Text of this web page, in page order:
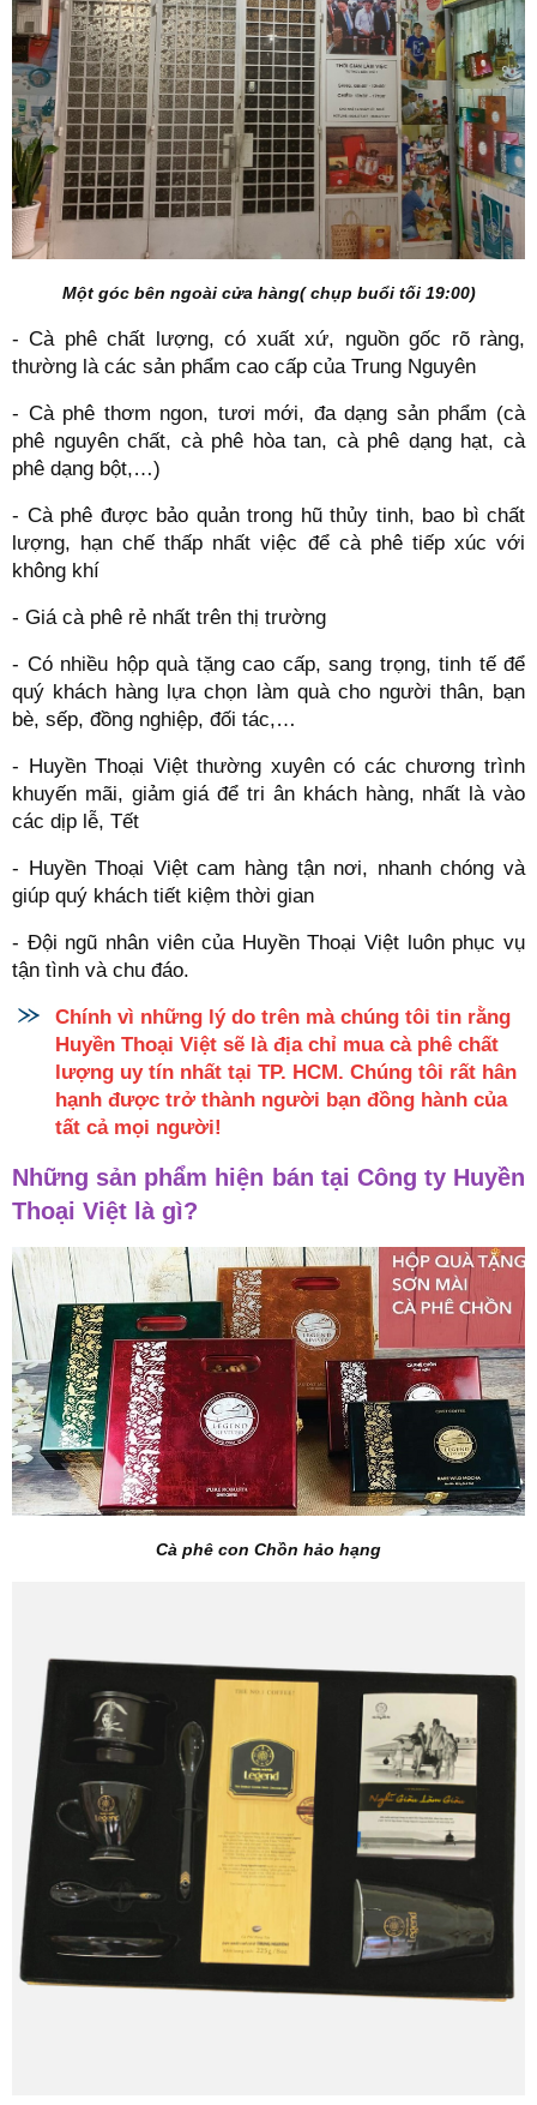
Một góc bên ngoài cửa hàng( chụp buổi tối 19:00)
- Cà phê chất lượng, có xuất xứ, nguồn gốc rõ ràng,
thường là các sản phẩm cao cấp của Trung Nguyên
- Cà phê thơm ngon, tươi mới, đa dạng sản phẩm (cà
phê nguyên chất, cà phê hòa tan, cà phê dạng hạt, cà
phê dạng bột,…)
- Cà phê được bảo quản trong hũ thủy tinh, bao bì chất
lượng, hạn chế thấp nhất việc để cà phê tiếp xúc với
không khí
- Giá cà phê rẻ nhất trên thị trường
- Có nhiều hộp quà tặng cao cấp, sang trọng, tinh tế để
quý khách hàng lựa chọn làm quà cho người thân, bạn
bè, sếp, đồng nghiệp, đối tác,…
- Huyền Thoại Việt thường xuyên có các chương trình
khuyến mãi, giảm giá để tri ân khách hàng, nhất là vào
các dịp lễ, Tết
- Huyền Thoại Việt cam hàng tận nơi, nhanh chóng và
giúp quý khách tiết kiệm thời gian
- Đội ngũ nhân viên của Huyền Thoại Việt luôn phục vụ
tận tình và chu đáo.
Chính vì những lý do trên mà chúng tôi tin rằng
Huyền Thoại Việt sẽ là địa chỉ mua cà phê chất
lượng uy tín nhất tại TP. HCM. Chúng tôi rất hân
hạnh được trở thành người bạn đồng hành của
tất cả mọi người!
Những sản phẩm hiện bán tại Công ty Huyền
Thoại Việt là gì?
Cà phê con Chồn hảo hạng